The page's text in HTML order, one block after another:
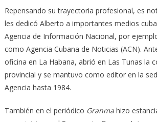
Repensando su trayectoria profesional, es
les dedicó Alberto a importantes medios
Agencia de Información Nacional, por
como Agencia Cubana de Noticias (ACN).
oficina en La Habana, abrió en Las Tunas la
provincial y se mantuvo como editor en la
Agencia hasta 1984.
También en el periódico Granmahizo